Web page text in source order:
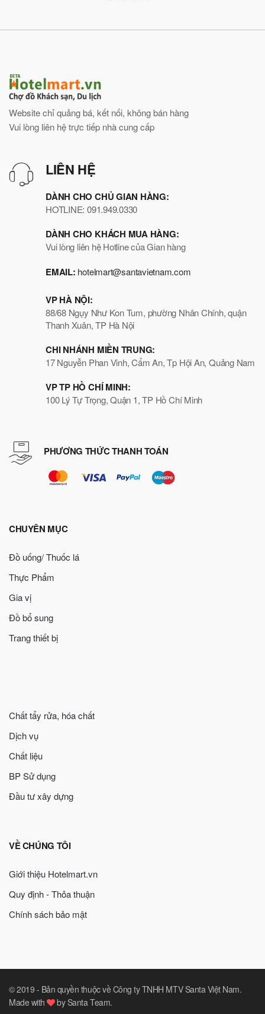
Website chỉ quảng bá, kết nối, không bán hàng
Vui lòng liên hệ trực tiếp nhà cung cấp
LIÊN HỆ
DÀNH CHO CHỦ GIAN HÀNG:
HOTLINE: 091.949.0330
DÀNH CHO KHÁCH MUA HÀNG:
Vui lòng liên hệ Hotline của Gian hàng
EMAIL: hotelmart@santavietnam.com
VP HÀ NỘI:
88/68 Ngụy Như Kon Tum, phường Nhân Chính, quận
Thanh Xuân, TP Hà Nội
CHI NHÁNH MIỀN TRUNG:
17 Nguyễn Phan Vinh, Cẩm An, Tp Hội An, Quảng Nam
VP TP HỒ CHÍ MINH:
100 Lý Tự Trọng, Quận 1, TP Hồ Chí Minh
PHƯƠNG THỨC THANH TOÁN
CHUYÊN MỤC
Đồ uống/ Thuốc lá
Thực Phẩm
Gia vị
Đồ bổ sung
Trang thiết bị
Chất tẩy rửa, hóa chất
Dịch vụ
Chất liệu
BP Sử dụng
Đầu tư xây dựng
VỀ CHÚNG TÔI
Giới thiệu Hotelmart.vn
Quy định - Thỏa thuận
Chính sách bảo mật
© 2019 - Bản quyền thuộc về Công ty TNHH MTV Santa Việt Nam.
Made with
by Santa Team.